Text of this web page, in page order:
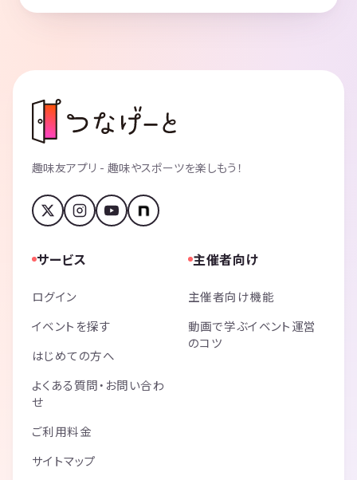
趣味友アプリ - 趣味やスポーツを楽しもう！
サービス
ログイン
イベントを探す
はじめての方へ
よくある質問・お問い合わ
せ
ご利用料金
サイトマップ
主催者向け
主催者向け機能
動画で学ぶイベント運営
のコツ